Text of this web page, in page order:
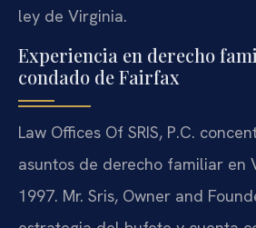
ley de Virginia.
Experiencia en derecho
condado de Fairfax
Law Offices Of SRIS, P.C.
asuntos de derecho familiar en
1997. Mr. Sris, Owner and